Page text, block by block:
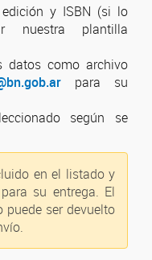
y ISBN (si lo
nuestra plantilla
datos como archivo
para su
según se
en el listado y
su entrega. El
ser devuelto